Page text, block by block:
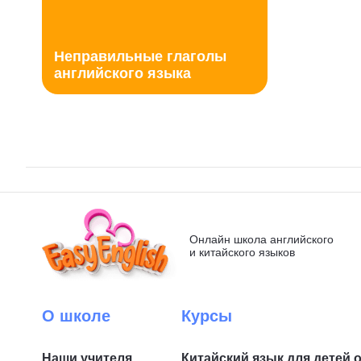
Неправильные глаголы
английского языка
Онлайн школа английского
и китайского языков
О школе
Наши учителя
Курсы
Китайский язык для детей